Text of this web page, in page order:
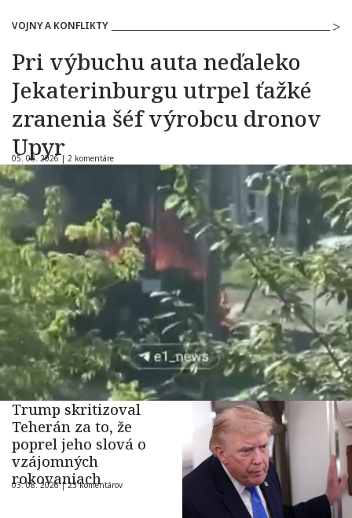
VOJNY A KONFLIKTY
Pri výbuchu auta neďaleko
Jekaterinburgu utrpel ťažké
zranenia šéf výrobcu dronov
Upyr
05. 08. 2026 | 2 komentáre
Trump skritizoval
Teherán za to, že
poprel jeho slová o
vzájomných
rokovaniach
03. 08. 2026 |23 komentárov